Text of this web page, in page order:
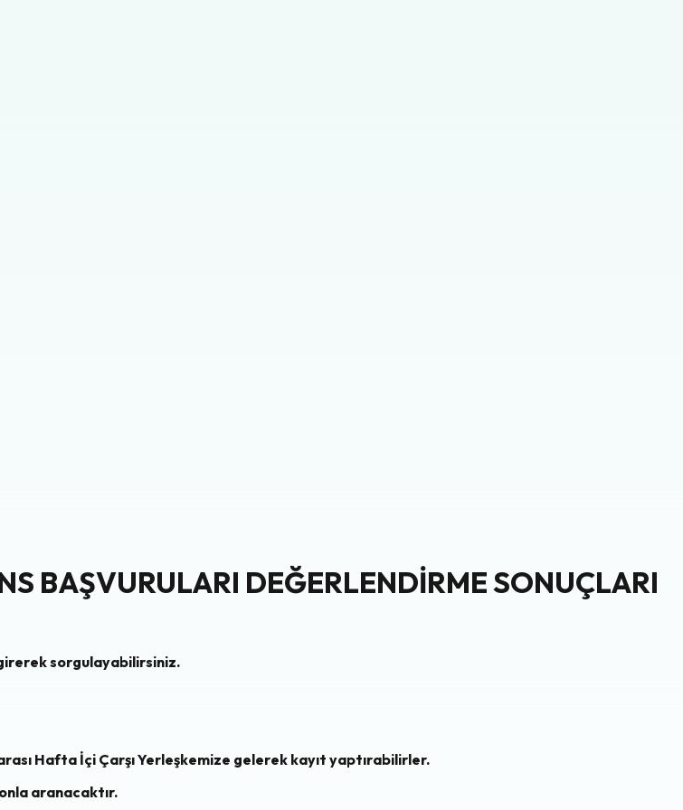
BAŞVURULARI DEĞERLENDİRME SONUÇLARI
girerek sorgulayabilirsiniz.
Hafta İçi Çarşı Yerleşkemize gelerek kayıt yaptırabilirler.
aranacaktır.